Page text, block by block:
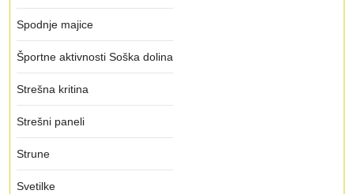
Spodnje majice
Športne aktivnosti Soška dolina
Strešna kritina
Strešni paneli
Strune
Svetilke